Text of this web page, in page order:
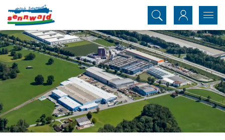
Kopfzeile
Inhalt